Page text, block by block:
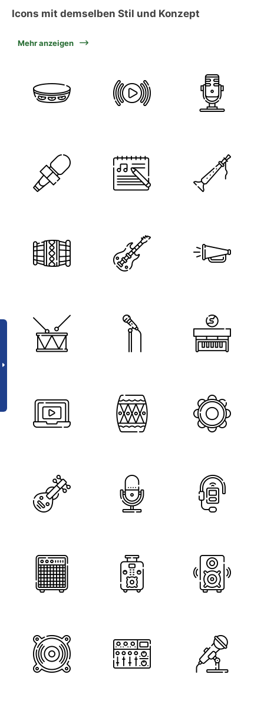
Icons mit demselben Stil und Konzept
Mehr anzeigen